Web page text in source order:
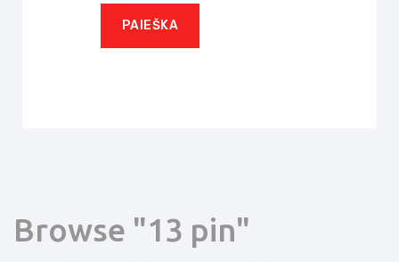
PAIEŠKA
Browse "13 pin"